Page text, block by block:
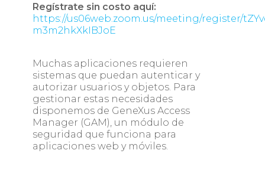
Regístrate sin costo aquí:
https://us06web.zoom.us/meeting/register/
m3m2hkXkIBJoE
Muchas aplicaciones requieren
sistemas que puedan autenticar y
autorizar usuarios y objetos. Para
gestionar estas necesidades
disponemos de GeneXus Access
Manager (GAM), un módulo de
seguridad que funciona para
aplicaciones web y móviles.